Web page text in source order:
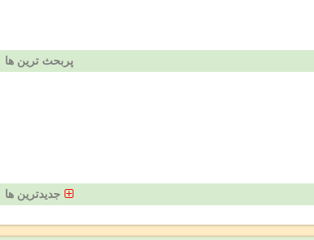
پربحث ترین ها
جدیدترین ها